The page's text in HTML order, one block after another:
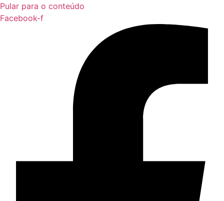
Pular para o conteúdo
Facebook-f